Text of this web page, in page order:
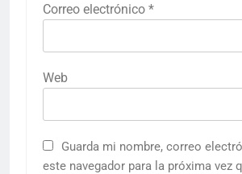
Correo electrónico *
Web
Guarda mi nombre, correo
este navegador para la próxima vez